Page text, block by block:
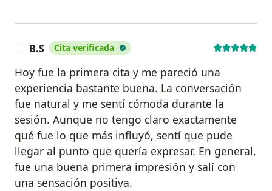
B.S Cita verificada
Hoy fue la primera cita y me pareció una
experiencia bastante buena. La conversación
fue natural y me sentí cómoda durante la
sesión. Aunque no tengo claro exactamente
qué fue lo que más influyó, sentí que pude
llegar al punto que quería expresar. En general,
fue una buena primera impresión y salí con
una sensación positiva.